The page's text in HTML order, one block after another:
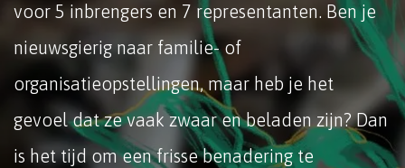
voor 5 inbrengers en 7 representanten. Ben je
nieuwsgierig naar familie- of
organisatieopstellingen, maar heb je het
gevoel dat ze vaak zwaar en beladen zijn? Dan
is het tijd om een frisse benadering te